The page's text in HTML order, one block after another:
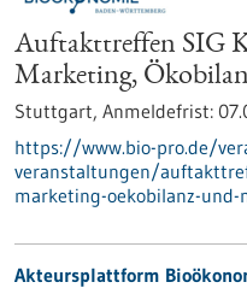
Auftakttreffen SIG
Marketing,
Stuttgart, Anmeldefrist:
https://www.bio-pro.de/
veranstaltungen/
marketing-oekobilanz-
Akteursplattform